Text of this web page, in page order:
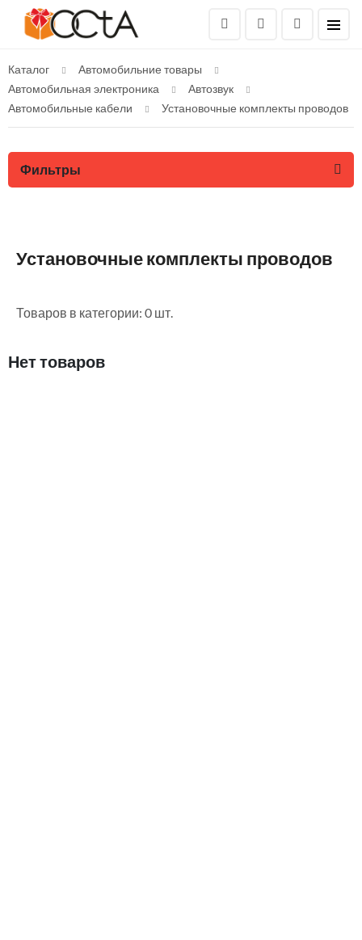
Каталог
Автомобильние товары
Автомобильная электроника
Автозвук
Автомобильные кабели
Установочные комплекты проводов
Фильтры
Установочные комплекты проводов
Товаров в категории: 0 шт.
Нет товаров